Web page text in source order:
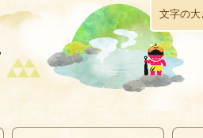
本
文
へ
移
動
文字の大